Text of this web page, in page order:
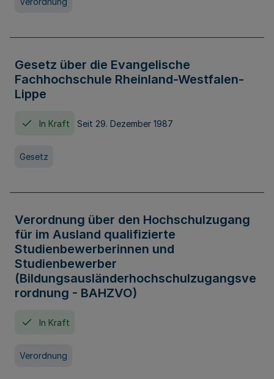
Gesetz über die Evangelische
Fachhochschule Rheinland-Westfalen-
Lippe
In Kraft Seit 29. Dezember 1987
Gesetz
Verordnung über den Hochschulzugang
für im Ausland qualifizierte
Studienbewerberinnen und
Studienbewerber
(Bildungsausländerhochschulzugangsve
rordnung - BAHZVO)
In Kraft
Verordnung